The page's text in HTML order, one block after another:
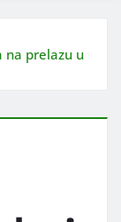
na prelazu u